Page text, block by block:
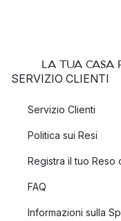
LA TUA CASA
SERVIZIO CLIENTI
Servizio Clienti
Politica sui Resi
Registra il tuo Reso
FAQ
Informazioni sulla